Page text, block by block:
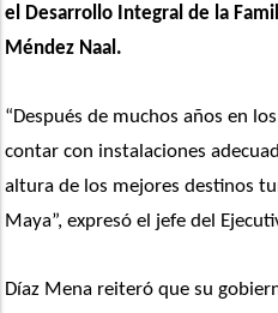
el Desarrollo Integral de la
Méndez Naal.
“Después de muchos años en
contar con instalaciones
altura de los mejores destinos
Maya”, expresó el jefe del
Díaz Mena reiteró que su